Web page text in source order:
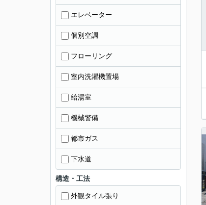
エレベーター
個別空調
フローリング
室内洗濯機置場
給湯室
機械警備
都市ガス
下水道
構造・工法
外観タイル張り